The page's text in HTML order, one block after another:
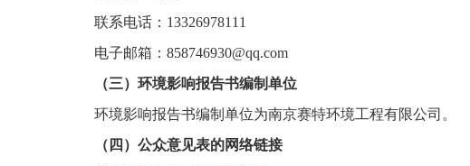
联系电话： 13326978111
电子邮箱： 858746930@qq.com
（三）环境影响报告书编制单位
环境影响报告书编制单位为南京赛特环境工程有限公司。
（四）公众意见表的网络链接